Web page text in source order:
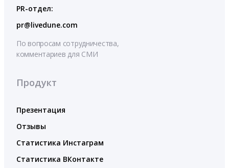
PR-отдел:
pr@livedune.com
По вопросам сотрудничества,
комментариев для СМИ
Продукт
Презентация
Отзывы
Статистика Инстаграм
Статистика ВКонтакте